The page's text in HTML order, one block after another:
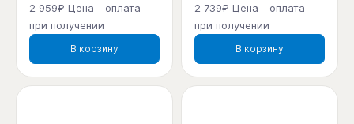
2 959₽ Цена - оплата
при получении
В корзину
2 739₽ Цена - оплата
при получении
В корзину